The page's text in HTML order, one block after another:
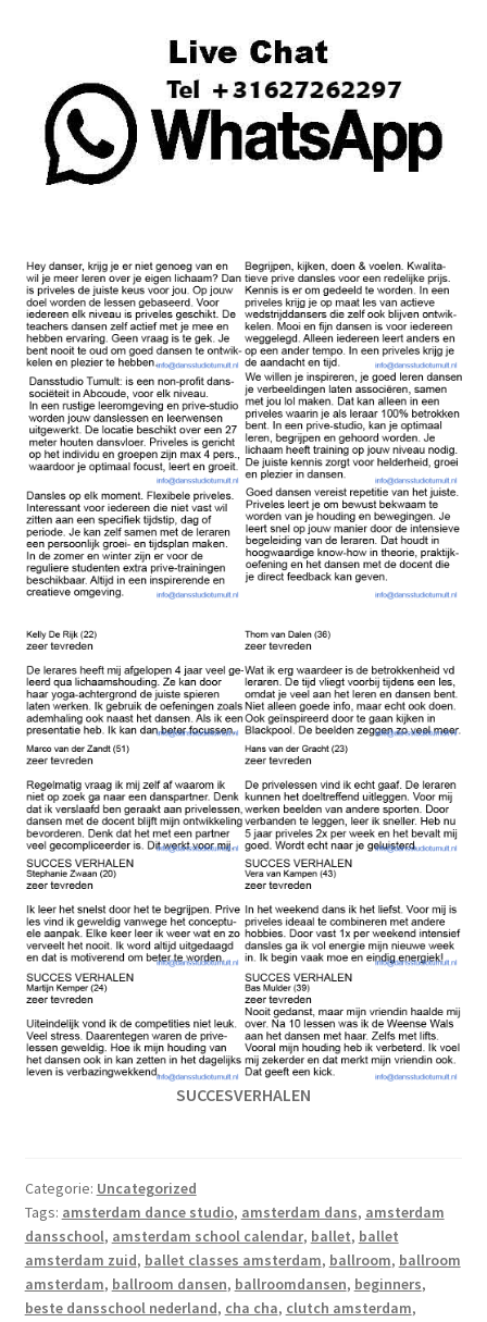
SUCCESVERHALEN
Categorie: Uncategorized
Tags: amsterdam dance studio, amsterdam dans, amsterdam
dansschool, amsterdam school calendar, ballet, ballet
amsterdam zuid, ballet classes amsterdam, ballroom, ballroom
amsterdam, ballroom dansen, ballroomdansen, beginners,
beste dansschool nederland, cha cha, clutch amsterdam,